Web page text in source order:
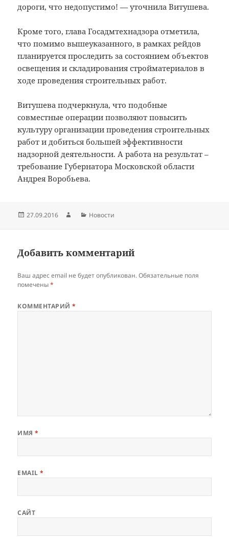
дороги, что недопустимо! — уточнила Витушева.
Кроме того, глава Госадмтехнадзора отметила,
что помимо вышеуказанного, в рамках рейдов
планируется проследить за состоянием объектов
освещения и складирования стройматериалов в
ходе проведения строительных работ.
Витушева подчеркнула, что подобные
совместные операции позволяют повысить
культуру организации проведения строительных
работ и добиться большей эффективности
надзорной деятельности. А работа на результат –
требование Губернатора Московской области
Андрея Воробьева.
Опубликовано
27.09.2016 АвторРубрики
Новости
Добавить комментарий
Ваш адрес email не будет опубликован. Обязательные поля
помечены*
КОММЕНТАРИЙ*
ИМЯ*
EMAIL*
САЙТ